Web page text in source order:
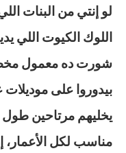
لو إنتي من البنات
اللوك الكيوت اللي
شورت ده معمول
بيدوروا على
يخليهم مرتاحين
مناسب لكل الأعمار،